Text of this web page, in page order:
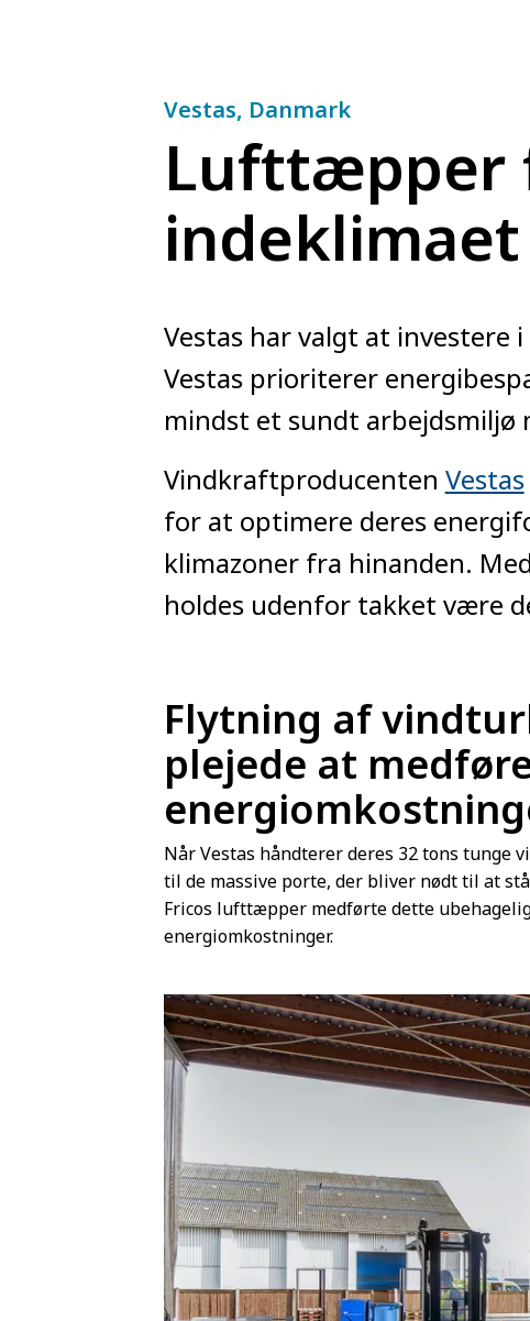
Lufttæpper
Vestas, Danmark
Vestas har valgt at
Vestas prioriterer
mindst et sundt arbejdsmiljø
Vindkraftproducenten Vestas
for at optimere deres
klimazoner fra hinanden.
holdes udenfor takket være
Flytning af
plejede at
Når Vestas håndterer deres 32 tons tunge
til de massive porte, der bliver nødt til at
Fricos lufttæpper medførte dette
energiomkostninger.